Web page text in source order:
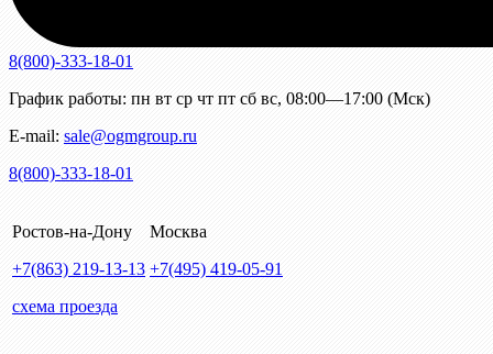
8(800)-333-18-01
График работы: пн вт ср чт пт сб вс, 08:00—17:00 (Мск)
E-mail: sale@ogmgroup.ru
8(800)-333-18-01
Ростов-на-Дону
+7(863) 219-13-13
схема проезда
Москва
+7(495) 419-05-91